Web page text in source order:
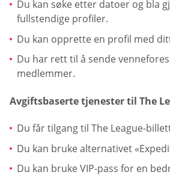
Du kan søke etter datoer og bla
fullstendige profiler.
Du kan opprette en profil med
Du har rett til å sende
medlemmer.
Avgiftsbaserte tjenester til The
Du får tilgang til The League-
Du kan bruke alternativet
Du kan bruke VIP-pass for en